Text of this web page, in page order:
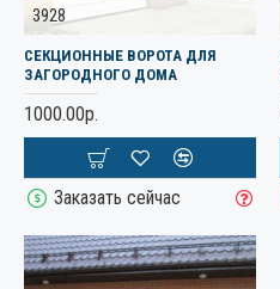
3928
СЕКЦИОННЫЕ ВОРОТА ДЛЯ
ЗАГОРОДНОГО ДОМА
1000.00р.
Заказать сейчас